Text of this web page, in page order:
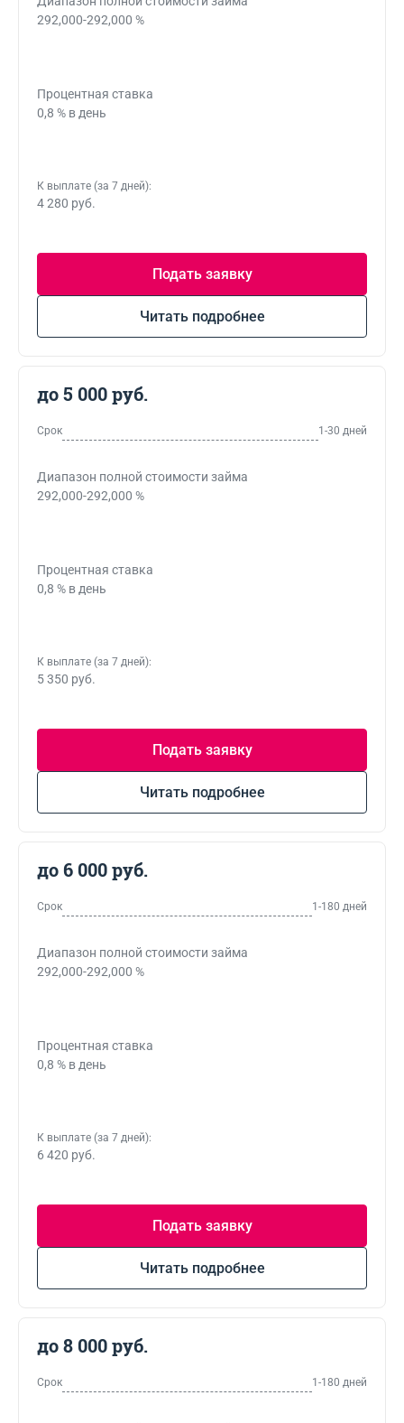
292,000-292,000 %
Процентная ставка
0,8 % в день
К выплате (за 7 дней):
4 280 руб.
Подать заявку
Читать подробнее
до 5 000 руб.
Срок 1-30 дней
Диапазон полной стоимости займа
292,000-292,000 %
Процентная ставка
0,8 % в день
К выплате (за 7 дней):
5 350 руб.
Подать заявку
Читать подробнее
до 6 000 руб.
Срок 1-180 дней
Диапазон полной стоимости займа
292,000-292,000 %
Процентная ставка
0,8 % в день
К выплате (за 7 дней):
6 420 руб.
Подать заявку
Читать подробнее
до 8 000 руб.
Срок 1-180 дней